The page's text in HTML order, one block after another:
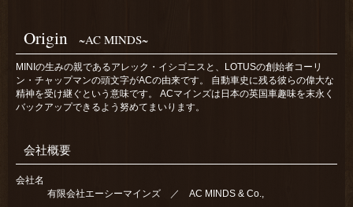
Origin ~AC MINDS~
MINIの生みの親であるアレック・イシゴニスと、LOTUSの創始者コーリ
ン・チャップマンの頭文字がACの由来です。 自動車史に残る彼らの偉大な
精神を受け継ぐという意味です。 ACマインズは日本の英国車趣味を末永く
バックアップできるよう努めてまいります。
会社概要
会社名
有限会社エーシーマインズ ／ AC MINDS & Co.,